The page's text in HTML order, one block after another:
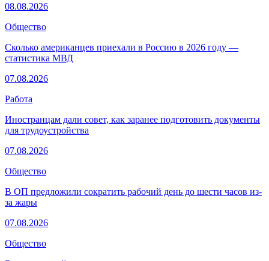
08.08.2026
Общество
Сколько американцев приехали в Россию в 2026 году —
статистика МВД
07.08.2026
Работа
Иностранцам дали совет, как заранее подготовить документы
для трудоустройства
07.08.2026
Общество
В ОП предложили сократить рабочий день до шести часов из-
за жары
07.08.2026
Общество